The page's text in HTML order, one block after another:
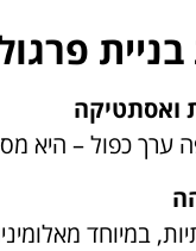
בניית
ואסתטיקה
ערך כפול – היא
במיוחד